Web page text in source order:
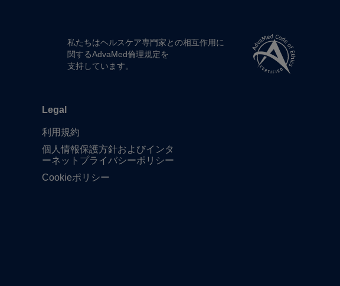
私たちは​ヘルスケア専門家との​相互作用に​
関する​AdvaMed倫理規定を​
支持しています。
Legal
利用規約
個人情報保護方針およびインタ
ーネットプライバシーポリシー
Cookieポリシー